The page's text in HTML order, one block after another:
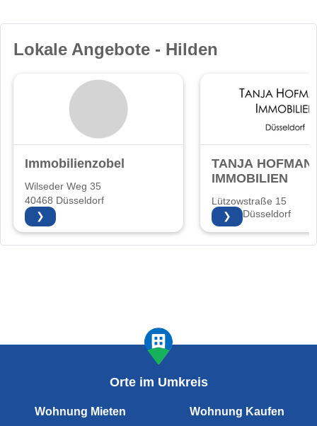
Lokale Angebote - Hilden
Immobilienzobel
Wilseder Weg 35
40468 Düsseldorf
❯
TANJA
IMMOBILIEN
Lützowstraße 15
40476 Düsseldorf
❯
Orte im Umkreis
Wohnung Mieten Wohnung Kaufen